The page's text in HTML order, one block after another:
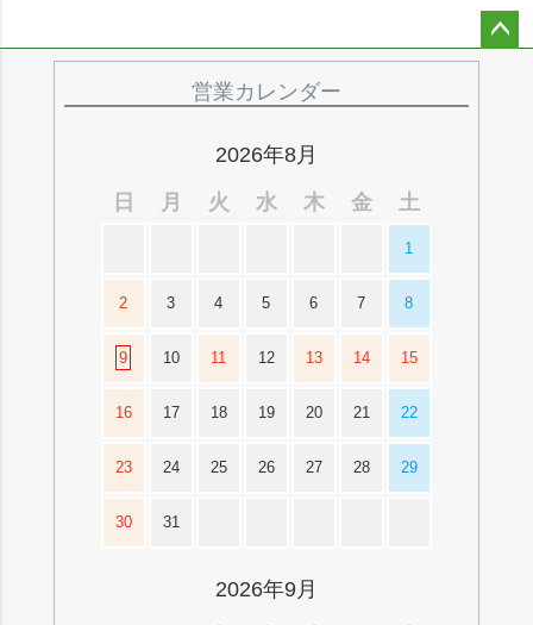
営業カレンダー
2026年8月
日
月 火 水 木 金 土
1
2 3 4 5 6 7 8
9 10 11 12 13 14 15
16 17 18 19 20 21 22
23 24 25 26 27 28 29
30 31
2026年9月